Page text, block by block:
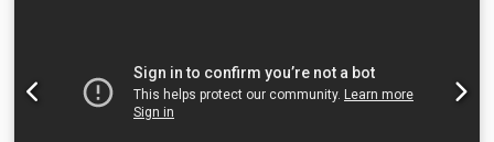
Vorschub durch Zahnstangensystem und bürstenlosen
Motor Positioniergenauigkeit +/- 0,4 mm Starker
Einzugsmotor für ein Paketgewicht von 80 kg Maximale